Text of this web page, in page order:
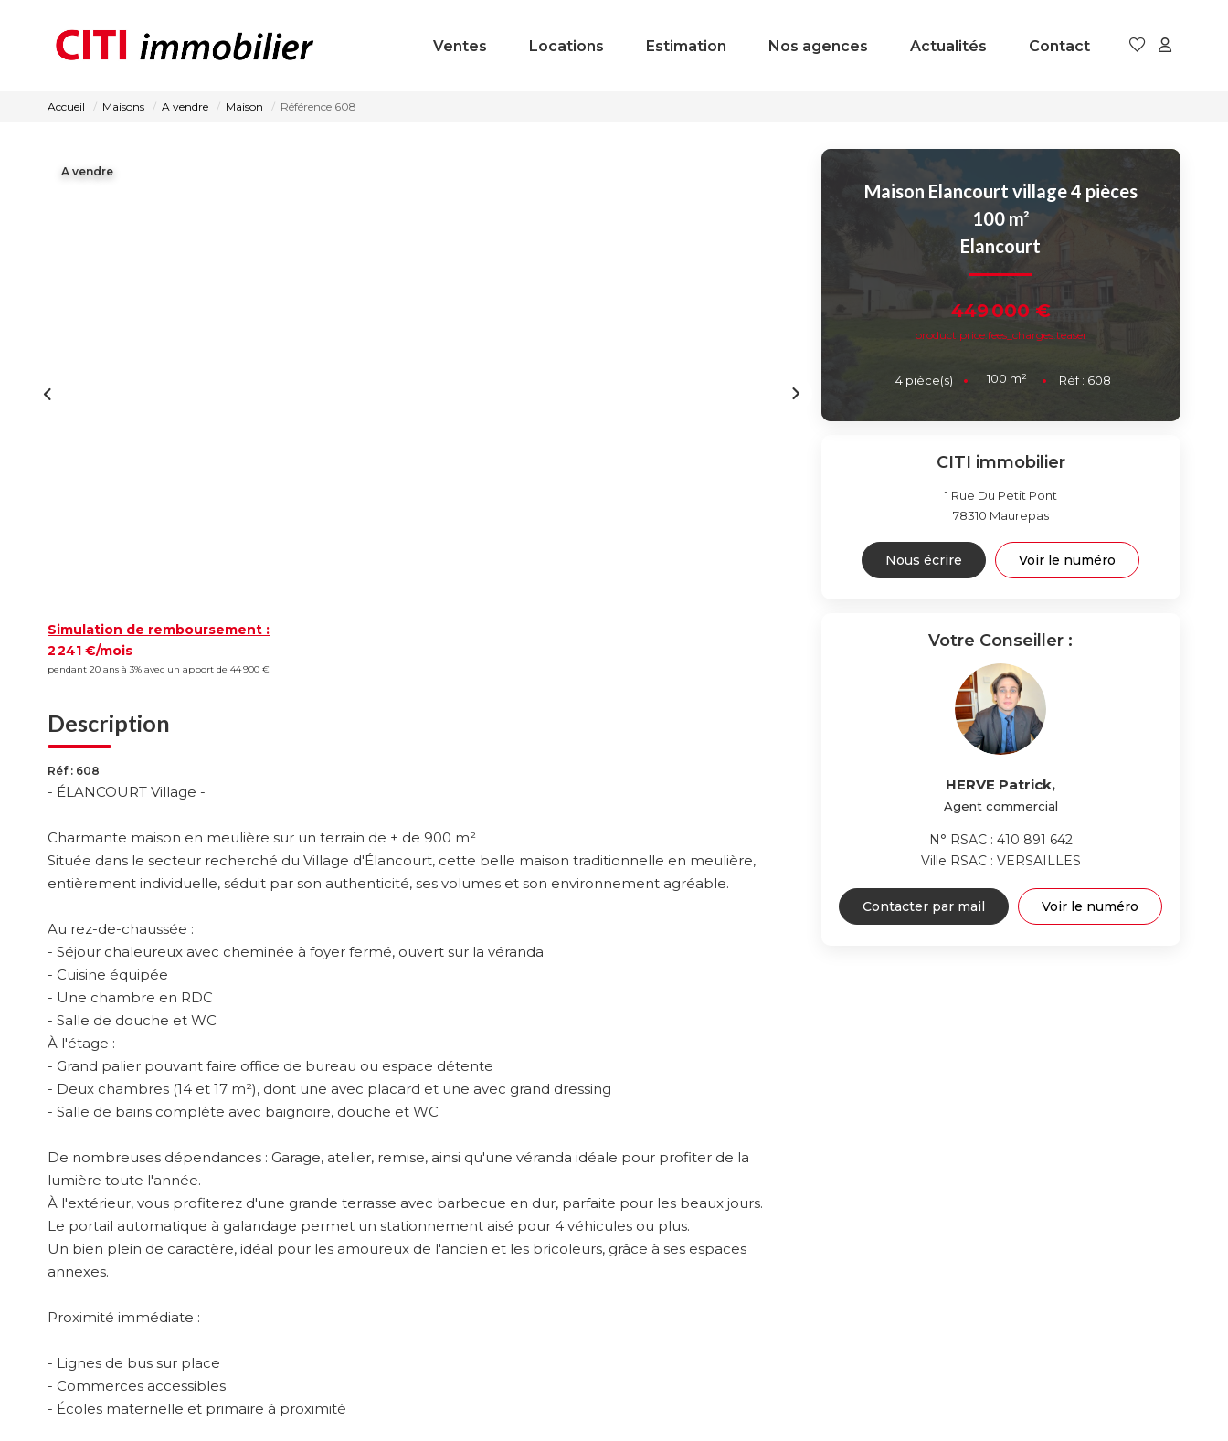
Ventes Locations Estimation Nos agences Actualités Contact
Accueil Maisons A vendre Maison Référence 608
A vendre
Simulation de remboursement :
2 241 €/mois
pendant 20 ans à 3% avec un apport de 44 900 €
Description
Réf : 608
- ÉLANCOURT Village -
Charmante maison en meulière sur un terrain de + de 900 m²
Située dans le secteur recherché du Village d'Élancourt, cette belle maison traditionnelle en meulière,
entièrement individuelle, séduit par son authenticité, ses volumes et son environnement agréable.
Au rez-de-chaussée :
- Séjour chaleureux avec cheminée à foyer fermé, ouvert sur la véranda
- Cuisine équipée
- Une chambre en RDC
- Salle de douche et WC
À l'étage :
- Grand palier pouvant faire office de bureau ou espace détente
- Deux chambres (14 et 17 m²), dont une avec placard et une avec grand dressing
- Salle de bains complète avec baignoire, douche et WC
De nombreuses dépendances : Garage, atelier, remise, ainsi qu'une véranda idéale pour profiter de la
lumière toute l'année.
À l'extérieur, vous profiterez d'une grande terrasse avec barbecue en dur, parfaite pour les beaux jours.
Le portail automatique à galandage permet un stationnement aisé pour 4 véhicules ou plus.
Un bien plein de caractère, idéal pour les amoureux de l'ancien et les bricoleurs, grâce à ses espaces
annexes.
Proximité immédiate :
- Lignes de bus sur place
- Commerces accessibles
- Écoles maternelle et primaire à proximité
Maison Elancourt village 4 pièces
100 m²
Elancourt
449 000 €
product.price.fees_charges.teaser
4 pièce(s) 100 m² Réf : 608
CITI immobilier
1 Rue Du Petit Pont
78310 Maurepas
Nous écrire Voir le numéro
Votre Conseiller :
HERVE Patrick,
Agent commercial
N° RSAC : 410 891 642
Ville RSAC : VERSAILLES
Contacter par mail Voir le numéro